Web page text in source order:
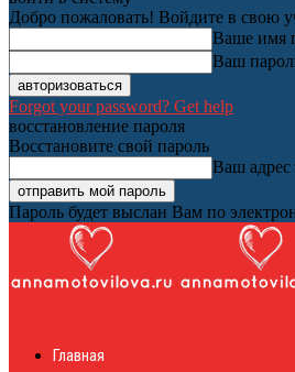
Добро пожаловать! Войдите в свою
Ваше имя
Ваш
Forgot your password? Get help
восстановление пароля
Восстановите свой пароль
Ваш адрес
Пароль будет выслан Вам по
журналГлавная